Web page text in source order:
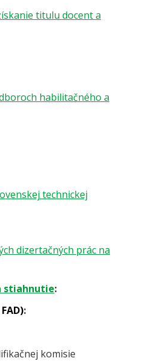
titulu docent a
habilitačného a
technickej
dizertačných prác na
stiahnutie:
:
komisie